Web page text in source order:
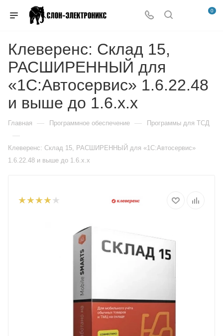
0
Клеверенс: Склад 15,
РАСШИРЕННЫЙ для
«1С:Автосервис» 1.6.22.48
и выше до 1.6.x.x
Главная — Программное обеспечение — Программы для ТСД
—
Клеверенс: Склад 15, РАСШИРЕННЫЙ для «1С:Автосервис»
1.6.22.48 и выше до 1.6.x.x